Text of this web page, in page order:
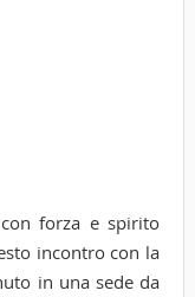
forza e spirito
incontro con la
in una sede da